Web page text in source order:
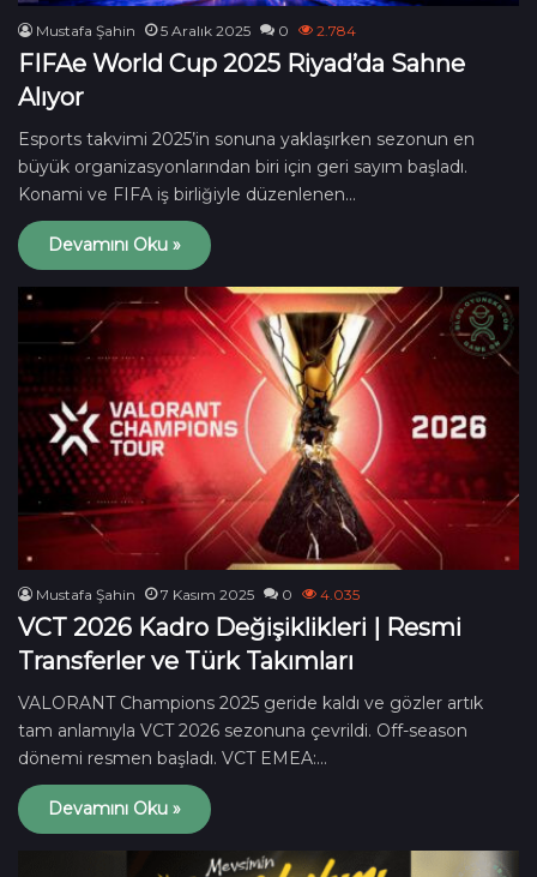
Mustafa Şahin 5 Aralık 2025 0 2.784
FIFAe World Cup 2025 Riyad’da Sahne
Alıyor
Esports takvimi 2025’in sonuna yaklaşırken sezonun en
büyük organizasyonlarından biri için geri sayım başladı.
Konami ve FIFA iş birliğiyle düzenlenen…
Devamını Oku »
Mustafa Şahin 7 Kasım 2025 0 4.035
VCT 2026 Kadro Değişiklikleri | Resmi
Transferler ve Türk Takımları
VALORANT Champions 2025 geride kaldı ve gözler artık
tam anlamıyla VCT 2026 sezonuna çevrildi. Off-season
dönemi resmen başladı. VCT EMEA:…
Devamını Oku »